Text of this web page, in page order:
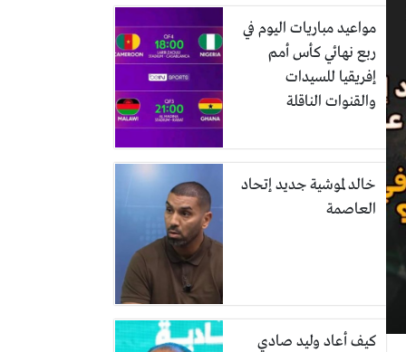
مواعيد مباريات اليوم في
ربع نهائي كأس أمم
إفريقيا للسيدات
والقنوات الناقلة
خالد لموشية جديد إتحاد
العاصمة
كيف أعاد وليد صادي